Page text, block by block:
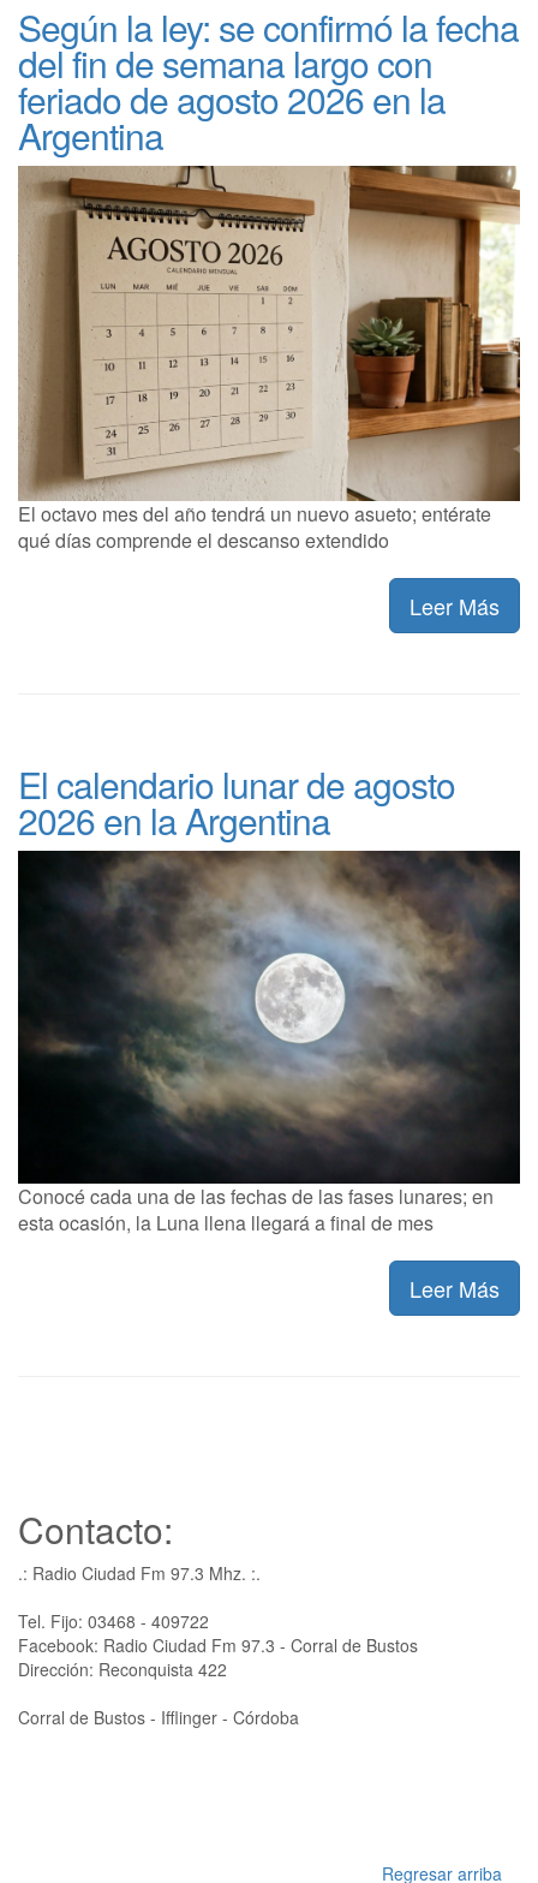
Según la ley: se confirmó la fecha
del fin de semana largo con
feriado de agosto 2026 en la
Argentina
El octavo mes del año tendrá un nuevo asueto; entérate
qué días comprende el descanso extendido
Leer Más
El calendario lunar de agosto
2026 en la Argentina
Conocé cada una de las fechas de las fases lunares; en
esta ocasión, la Luna llena llegará a final de mes
Leer Más
Contacto:
.: Radio Ciudad Fm 97.3 Mhz. :.
Tel. Fijo: 03468 - 409722
Facebook: Radio Ciudad Fm 97.3 - Corral de Bustos
Dirección: Reconquista 422
Corral de Bustos - Ifflinger - Córdoba
Regresar arriba